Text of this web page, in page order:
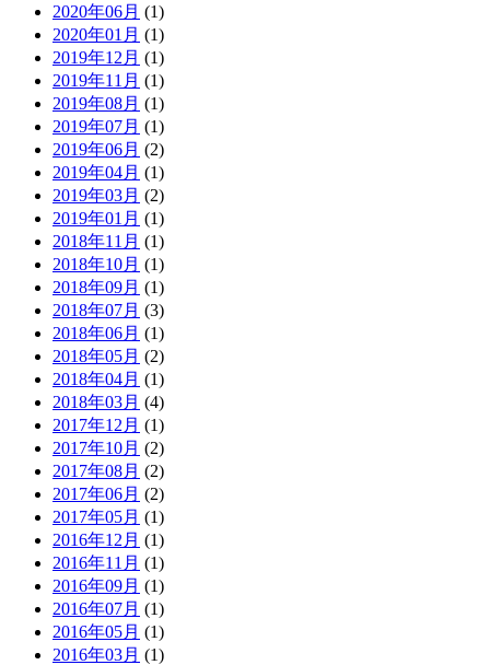
2020年06月 (1)
2020年01月 (1)
2019年12月 (1)
2019年11月 (1)
2019年08月 (1)
2019年07月 (1)
2019年06月 (2)
2019年04月 (1)
2019年03月 (2)
2019年01月 (1)
2018年11月 (1)
2018年10月 (1)
2018年09月 (1)
2018年07月 (3)
2018年06月 (1)
2018年05月 (2)
2018年04月 (1)
2018年03月 (4)
2017年12月 (1)
2017年10月 (2)
2017年08月 (2)
2017年06月 (2)
2017年05月 (1)
2016年12月 (1)
2016年11月 (1)
2016年09月 (1)
2016年07月 (1)
2016年05月 (1)
2016年03月 (1)